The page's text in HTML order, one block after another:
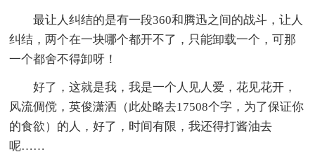
最让人纠结的是有一段360和腾迅之间的战斗，让人
纠结，两个在一块哪个都开不了，只能卸载一个，可那
一个都舍不得卸呀！
好了，这就是我，我是一个人见人爱，花见花开，
风流倜傥，英俊潇洒（此处略去17508个字，为了保证你
的食欲）的人，好了，时间有限，我还得打酱油去
呢……